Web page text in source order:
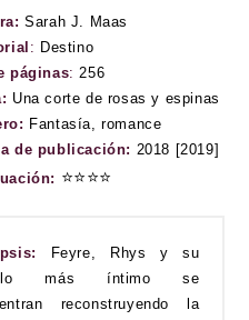
Sarah J. Maas
: Destino
páginas: 256
Una corte de rosas y espinas
Fantasía, romance
de publicación: 2018 [2019]
⭐⭐⭐⭐
Feyre, Rhys y su
más íntimo se
reconstruyendo la